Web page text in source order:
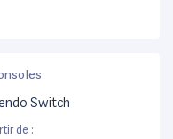
Switch
de :